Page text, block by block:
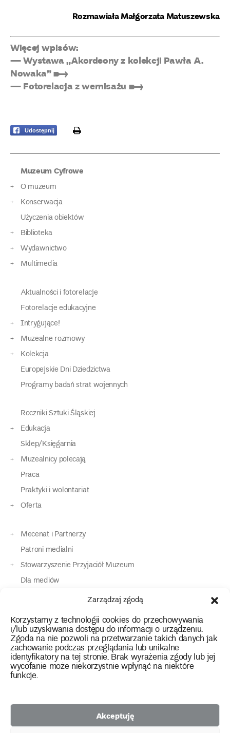
Zarządzaj zgodą
Korzystamy z technologii cookies do przechowywania
i/lub uzyskiwania dostępu do informacji o urządzeniu.
Zgoda na nie pozwoli na przetwarzanie takich danych jak
zachowanie podczas przeglądania lub unikalne
identyfikatory na tej stronie. Brak wyrażenia zgody lub jej
wycofanie może niekorzystnie wpłynąć na niektóre
funkcje.
Akceptuję
Rozmawiała Małgorzata Matuszewska
Więcej wpisów:
— Wystawa „Akordeony z kolekcji Pawła A.
Nowaka” ➸
— Fotorelacja z wernisażu ➸
Udostępnij print
Muzeum Cyfrowe
O muzeum
Konserwacja
Użyczenia obiektów
Biblioteka
Wydawnictwo
Multimedia
Aktualności i fotorelacje
Fotorelacje edukacyjne
Intrygujące!
Muzealne rozmowy
Kolekcja
Europejskie Dni Dziedzictwa
Programy badań strat wojennych
Roczniki Sztuki Śląskiej
Edukacja
Sklep/Księgarnia
Muzealnicy polecają
Praca
Praktyki i wolontariat
Oferta
Mecenat i Partnerzy
Patroni medialni
Stowarzyszenie Przyjaciół Muzeum
Dla mediów
Dla osób o specjalnych potrzebach
Kontakt
instagram
twitterfacebookyoutube
tiktok
2026 Copyright by Muzeum Narodowe we Wrocławiu
Polityka prywatności